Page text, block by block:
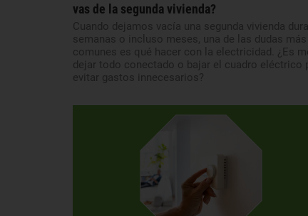
vas de la segunda vivienda?
Cuando dejamos vacía una segunda vivienda
semanas o incluso meses, una de las dudas más
comunes es qué hacer con la electricidad. ¿Es
dejar todo conectado o bajar el cuadro eléctrico
evitar gastos innecesarios?